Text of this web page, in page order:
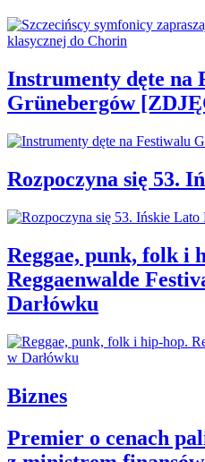
Instrumenty dęte na
Grünebergów
Rozpoczyna się 53.
Reggae, punk, folk i
Reggaenwalde
Darłówku
Biznes
Premier o cenach